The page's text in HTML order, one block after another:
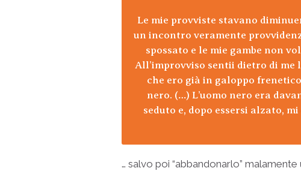
Le mie provviste stavano
un incontro veramente
spossato e le mie gambe non
All’improvviso sentii dietro di
che ero già in galoppo
nero. (…) L’uomo nero era
seduto e, dopo essersi alzato,
… salvo poi “abbandonarlo”